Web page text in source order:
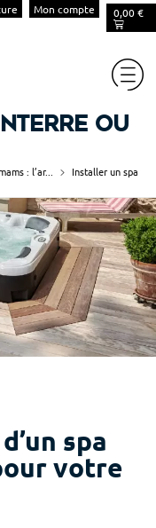
Mon compte 0,00 €
ou
: l’ar...
Installer un spa
spa
votre